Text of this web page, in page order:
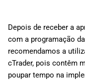
Depois de receber a
com a programação
recomendamos a
cTrader, pois contêm
poupar tempo na